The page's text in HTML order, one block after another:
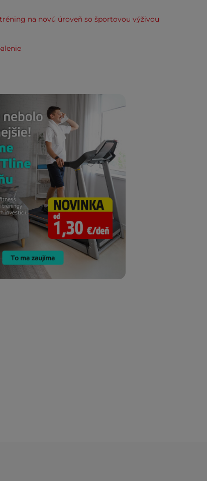
tréning na novú úroveň so športovou výživou